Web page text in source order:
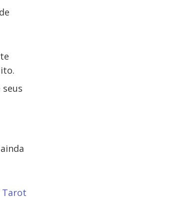
Tarot